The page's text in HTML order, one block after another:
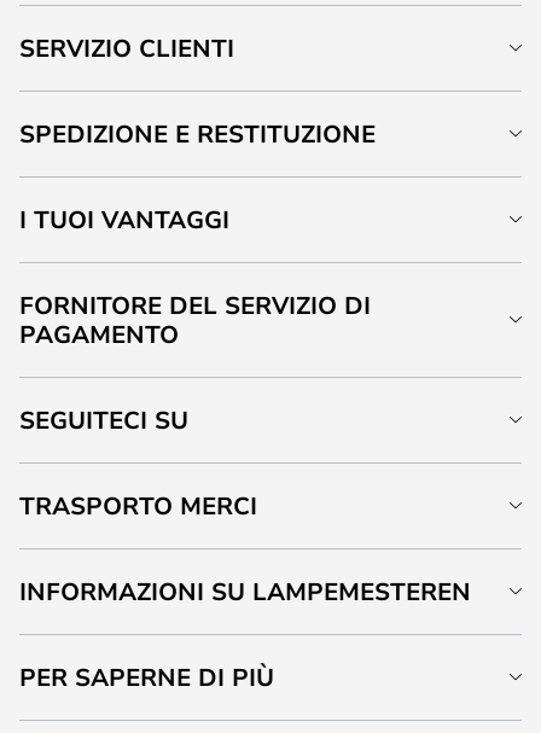
SERVIZIO CLIENTI
SPEDIZIONE E RESTITUZIONE
I TUOI VANTAGGI
FORNITORE DEL SERVIZIO DI
PAGAMENTO
SEGUITECI SU
TRASPORTO MERCI
INFORMAZIONI SU LAMPEMESTEREN
PER SAPERNE DI PIÙ